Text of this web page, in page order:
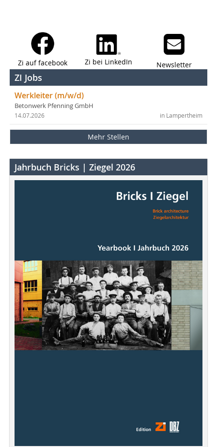
Zi auf facebook Zi bei LinkedIn Newsletter
ZI Jobs
Werkleiter (m/w/d)
Betonwerk Pfenning GmbH
in Lampertheim
14.07.2026
Mehr Stellen
Jahrbuch Bricks | Ziegel 2026